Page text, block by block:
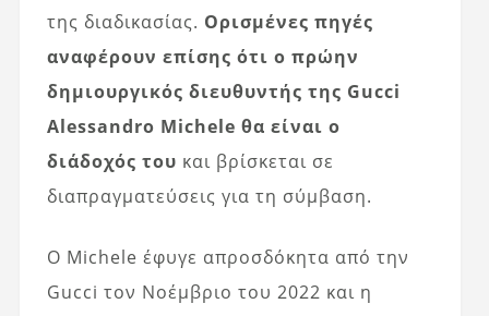
της διαδικασίας. Ορισμένες πηγές
αναφέρουν επίσης ότι ο πρώην
δημιουργικός διευθυντής της Gucci
Alessandro Michele θα είναι ο
διάδοχός του και βρίσκεται σε
διαπραγματεύσεις για τη σύμβαση.
Ο Michele έφυγε απροσδόκητα από την
Gucci τον Νοέμβριο του 2022 και η